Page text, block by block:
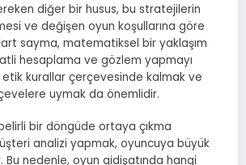
diğer bir husus, bu stratejilerin
ve değişen oyun koşullarına göre
sayma, matematiksel bir yaklaşım
hesaplama ve gözlem yapmayı
etik kurallar çerçevesinde kalmak ve
uymak da önemlidir.
bir döngüde ortaya çıkma
analizi yapmak, oyuncuya büyük
nedenle, oyun gidişatında hangi